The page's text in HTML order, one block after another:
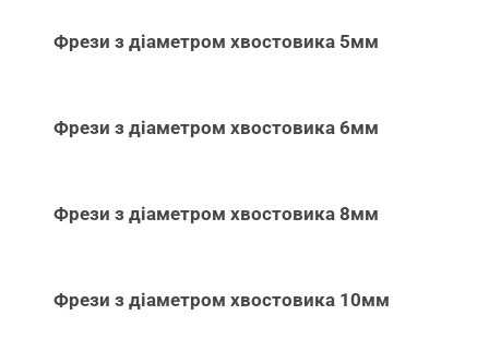
Фрези з діаметром хвостовика 5мм
Фрези з діаметром хвостовика 6мм
Фрези з діаметром хвостовика 8мм
Фрези з діаметром хвостовика 10мм